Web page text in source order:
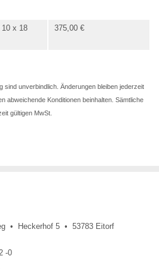
10 x 18
375,00 €
sind unverbindlich. Änderungen bleiben jederzeit
abweichende Konditionen beinhalten. Sämtliche
gültigen MwSt.
• Heckerhof 5 • 53783 Eitorf
-0